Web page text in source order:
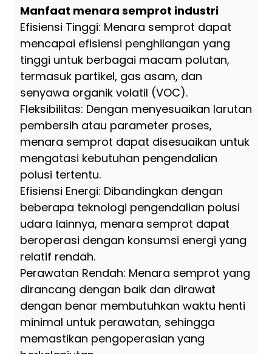
Manfaat menara semprot industri
Efisiensi Tinggi: Menara semprot dapat
mencapai efisiensi penghilangan yang
tinggi untuk berbagai macam polutan,
termasuk partikel, gas asam, dan
senyawa organik volatil (VOC).
Fleksibilitas: Dengan menyesuaikan larutan
pembersih atau parameter proses,
menara semprot dapat disesuaikan untuk
mengatasi kebutuhan pengendalian
polusi tertentu.
Efisiensi Energi: Dibandingkan dengan
beberapa teknologi pengendalian polusi
udara lainnya, menara semprot dapat
beroperasi dengan konsumsi energi yang
relatif rendah.
Perawatan Rendah: Menara semprot yang
dirancang dengan baik dan dirawat
dengan benar membutuhkan waktu henti
minimal untuk perawatan, sehingga
memastikan pengoperasian yang